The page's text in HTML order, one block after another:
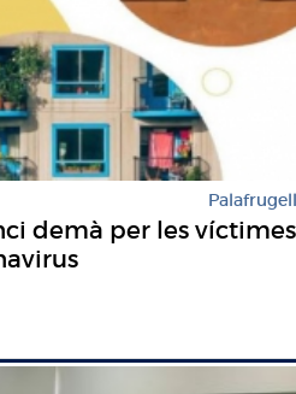
Palafrugell
demà per les víctimes